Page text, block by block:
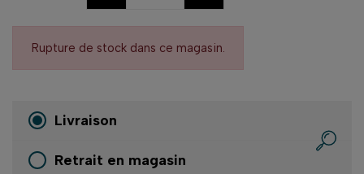
Rupture de stock dans ce magasin.
Livraison
Retrait en magasin